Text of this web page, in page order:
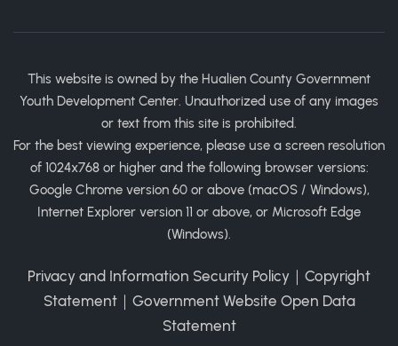
This website is owned by the Hualien County Government
Youth Development Center. Unauthorized use of any images
or text from this site is prohibited.
For the best viewing experience, please use a screen resolution
of 1024x768 or higher and the following browser versions:
Google Chrome version 60 or above (macOS / Windows),
Internet Explorer version 11 or above, or Microsoft Edge
(Windows).
Privacy and Information Security Policy ｜ Copyright
Statement｜ Government Website Open Data
Statement